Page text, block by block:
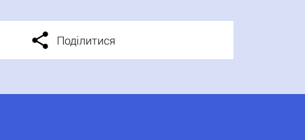
Поділитися